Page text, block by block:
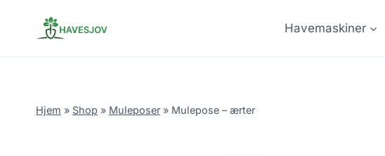
Havemaskiner
Hjem » Shop » Muleposer » Mulepose – ærter